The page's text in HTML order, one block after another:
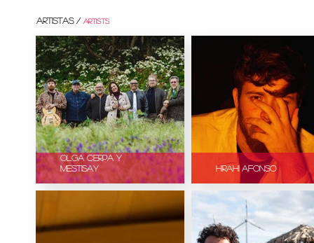
Olga Cerpa y
Mestisay
Hirahi Afonso
Artistas / artists